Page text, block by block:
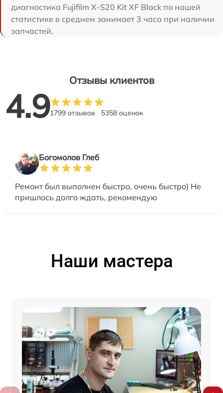
диагностика Fujifilm X-S20 Kit XF Black по нашей
статистике в среднем занимает 3 часа при наличии
запчастей.
Отзывы клиентов
4.91799 отзывов 5358 оценок
Богомолов Глеб
Ремонт был выполнен быстро, очень быстро) Не
пришлось долго ждать, рекомендую
Наши мастера